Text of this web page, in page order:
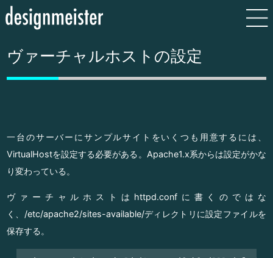
ヴァーチャルホストの設定
一台のサーバーにサンプルサイトをいくつも用意するには、
VirtualHostを設定する必要がある。Apache1.x系からは設定がかな
り変わっている。
ヴァーチャルホストはhttpd.confに書くのではな
く、/etc/apache2/sites-available/ディレクトリに設定ファイルを
保存する。